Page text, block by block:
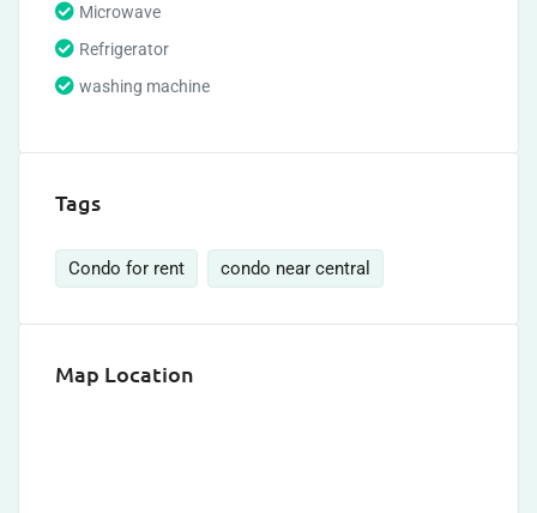
Microwave
Refrigerator
washing machine
Tags
Condo for rent condo near central
Map Location